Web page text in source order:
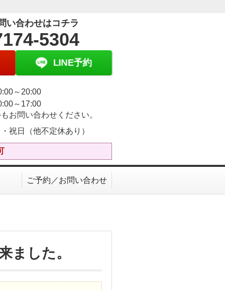
い合わせはコチラ
5304
LINE予約
～20:00
～17:00
お問い合わせください。
祝日（他不定休あり）
ご予約／お問い合わせ
ました。